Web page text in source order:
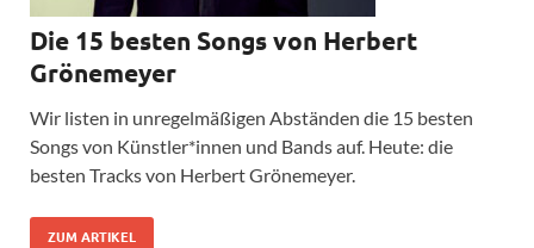
Die 15 besten Songs von Herbert
Grönemeyer
Wir listen in unregelmäßigen Abständen die 15 besten
Songs von Künstler*innen und Bands auf. Heute: die
besten Tracks von Herbert Grönemeyer.
ZUM ARTIKEL